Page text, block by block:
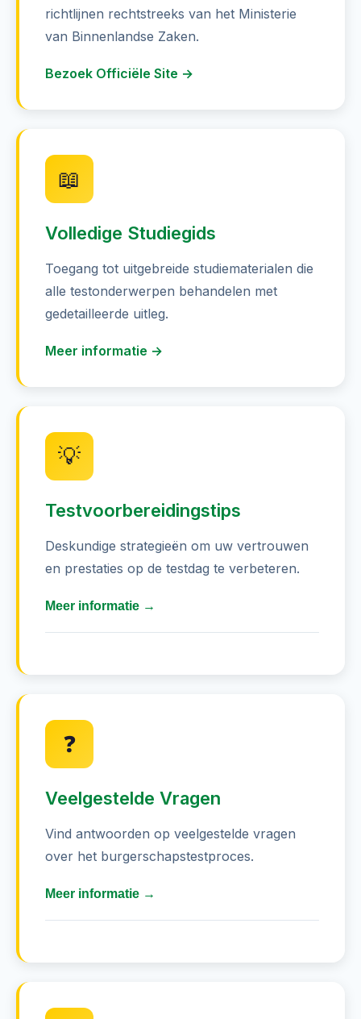
richtlijnen rechtstreeks van het Ministerie
van Binnenlandse Zaken.
Bezoek Officiële Site →
📖
Volledige Studiegids
Toegang tot uitgebreide studiematerialen die
alle testonderwerpen behandelen met
gedetailleerde uitleg.
Meer informatie →
💡
Testvoorbereidingstips
Deskundige strategieën om uw vertrouwen
en prestaties op de testdag te verbeteren.
Meer informatie →
over Australische waarden - u moet
examenomstandigheden om
zelfvertrouwen op te bouwen
Gebruik flashcards voor belangrijke
data en historische feiten
Sluit u aan bij studiegroepen om
❓
Veelgestelde Vragen
Vind antwoorden op veelgestelde vragen
over het burgerschapstestproces.
Meer informatie →
(75%) om te slagen.